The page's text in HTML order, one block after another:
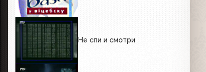
Не спи и смотри